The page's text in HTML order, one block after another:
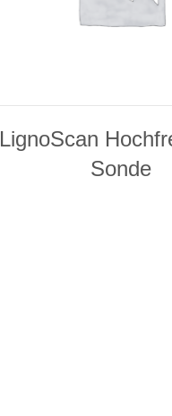
LignoScan
Sonde